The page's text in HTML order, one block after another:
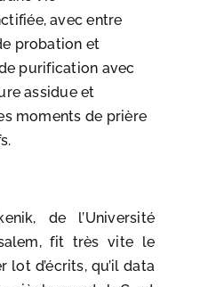
avec entre
probation et
purification avec
assidue et
moments de prière
de l’Université
fit très vite le
lot d’écrits, qu’il data